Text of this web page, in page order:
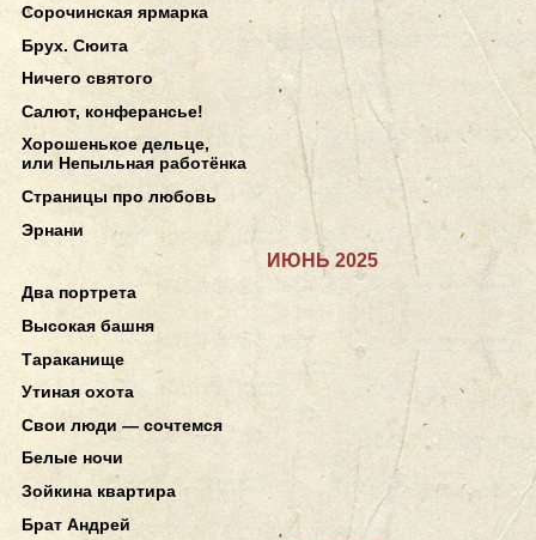
Сорочинская ярмарка
Брух. Сюита
Ничего святого
Салют, конферансье!
Хорошенькое дельце,
или Непыльная работёнка
Страницы про любовь
Эрнани
ИЮНЬ 2025
Два портрета
Высокая башня
Тараканище
Утиная охота
Свои люди — сочтемся
Белые ночи
Зойкина квартира
Брат Андрей